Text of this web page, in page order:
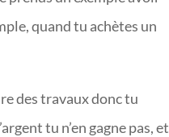
quand tu achètes un
des travaux donc tu
tu n’en gagne pas, et